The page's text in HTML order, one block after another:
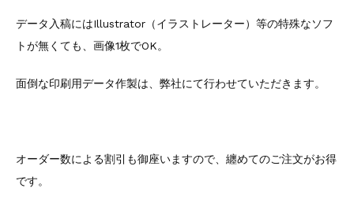
データ入稿にはIllustrator（イラストレーター）等の特殊なソフ
トが無くても、画像1枚でOK。
面倒な印刷用データ作製は、弊社にて行わせていただきます。
オーダー数による割引も御座いますので、纏めてのご注文がお得
です。